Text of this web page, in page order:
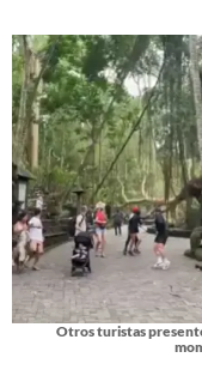
Otros turistas